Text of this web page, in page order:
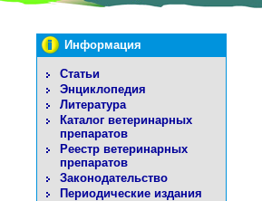
Информация
Статьи
Энциклопедия
Литература
Каталог ветеринарных
препаратов
Реестр ветеринарных
препаратов
Законодательство
Периодические издания